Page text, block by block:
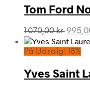
Tom Ford
1.070,00kr. Den
pris
På Udsalg! 18%
Yves Saint